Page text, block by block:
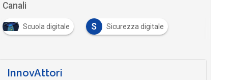
Canali
Scuola digitale S Sicurezza digitale
InnovAttori